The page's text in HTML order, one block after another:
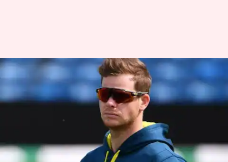
100 गेंदो वाले इंग्लैंड के टूर्नामेंट में
स्टीव स्मिथ को बनाया गया इस टीम
का कप्तान
Feb 26, 2020 01:31 pm
क्या है खबर?